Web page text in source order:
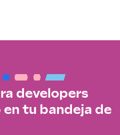
developers
tu bandeja de